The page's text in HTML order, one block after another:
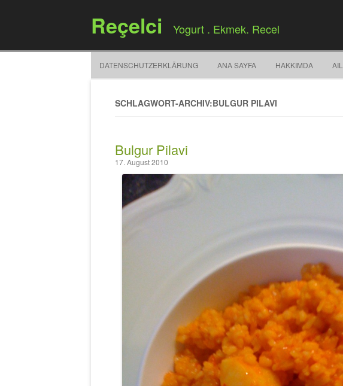
Reçelci Yogurt . Ekmek. Recel
DATENSCHUTZERKLÄRUNG ANA SAYFA HAKKIMDA
SCHLAGWORT-ARCHIV:BULGUR PILAVI
Bulgur Pilavi
17. August 2010